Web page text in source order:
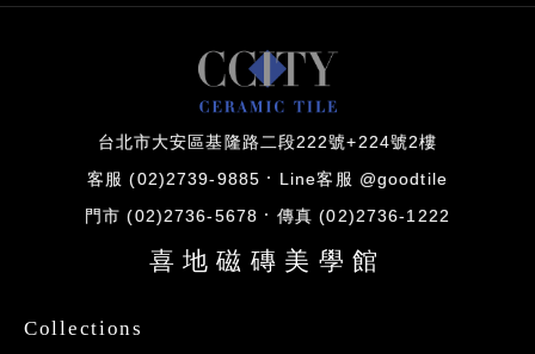
台北市大安區基隆路二段222號+224號2樓
客服 (02)2739-9885 Line客服 @goodtile
門市 (02)2736-5678 傳真 (02)2736-1222
喜地磁磚美學館
Collections